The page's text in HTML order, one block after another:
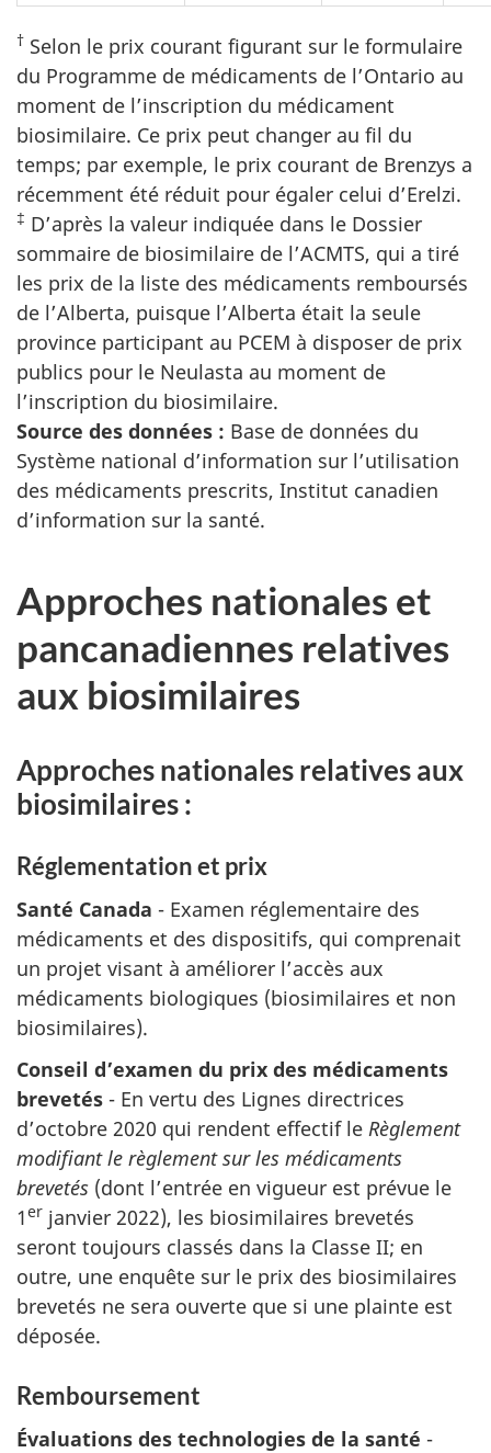
† Selon le prix courant figurant sur le formulaire
du Programme de médicaments de l’Ontario au
moment de l’inscription du médicament
biosimilaire. Ce prix peut changer au fil du
temps; par exemple, le prix courant de Brenzys a
récemment été réduit pour égaler celui d’Erelzi.
‡ D’après la valeur indiquée dans le Dossier
sommaire de biosimilaire de l’ACMTS, qui a tiré
les prix de la liste des médicaments remboursés
de l’Alberta, puisque l’Alberta était la seule
province participant au PCEM à disposer de prix
publics pour le Neulasta au moment de
l’inscription du biosimilaire.
Source des données : Base de données du
Système national d’information sur l’utilisation
des médicaments prescrits, Institut canadien
d’information sur la santé.
Approches nationales et
pancanadiennes relatives
aux biosimilaires
Approches nationales relatives aux
biosimilaires :
Réglementation et prix
Santé Canada - Examen réglementaire des
médicaments et des dispositifs, qui comprenait
un projet visant à améliorer l’accès aux
médicaments biologiques (biosimilaires et non
biosimilaires).
Conseil d’examen du prix des médicaments
brevetés - En vertu des Lignes directrices
d’octobre 2020 qui rendent effectif le Règlement
modifiant le règlement sur les médicaments
brevetés (dont l’entrée en vigueur est prévue le
1er janvier 2022), les biosimilaires brevetés
seront toujours classés dans la Classe II; en
outre, une enquête sur le prix des biosimilaires
brevetés ne sera ouverte que si une plainte est
déposée.
Remboursement
Évaluations des technologies de la santé -